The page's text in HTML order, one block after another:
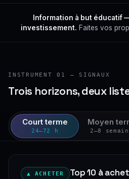
Information à but éducatif
investissement. Faites vos
INSTRUMENT 01 — SIGNAUX
Trois horizons, deux
Court terme
24–72 h
Moyen
2–8
▲ ACHETER Top 10 à